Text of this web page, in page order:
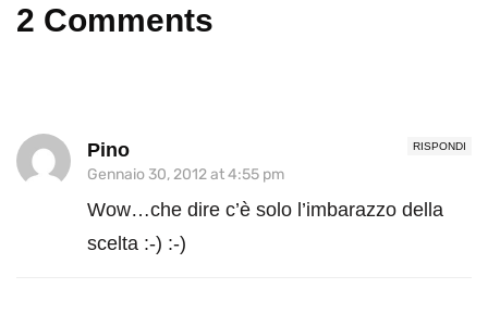
2 Comments
RISPONDI
Pino
Gennaio 30, 2012 at 4:55 pm
Wow…che dire c’è solo l’imbarazzo della
scelta :-) :-)